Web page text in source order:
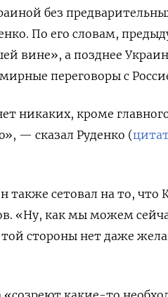
без
По его словам,
вине», а позднее
переговоры с
никаких, кроме
— сказал Руденко (
также сетовал на то, что
«Ну, как мы можем
стороны нет даже